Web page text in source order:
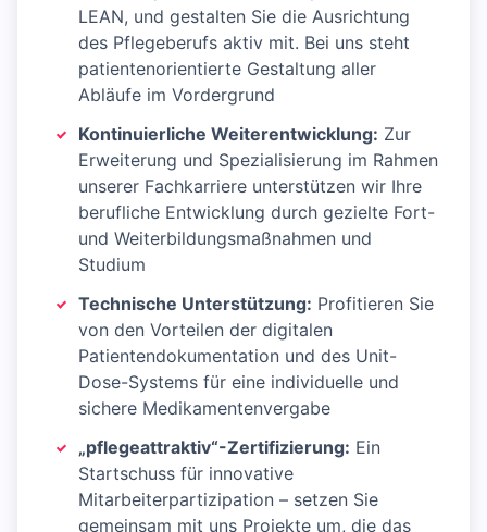
LEAN, und gestalten Sie die Ausrichtung
des Pflegeberufs aktiv mit. Bei uns steht
patientenorientierte Gestaltung aller
Abläufe im Vordergrund
Kontinuierliche Weiterentwicklung: Zur
Erweiterung und Spezialisierung im Rahmen
unserer Fachkarriere unterstützen wir Ihre
berufliche Entwicklung durch gezielte Fort-
und Weiterbildungsmaßnahmen und
Studium
Technische Unterstützung: Profitieren Sie
von den Vorteilen der digitalen
Patientendokumentation und des Unit-
Dose-Systems für eine individuelle und
sichere Medikamentenvergabe
„pflegeattraktiv“-Zertifizierung: Ein
Startschuss für innovative
Mitarbeiterpartizipation – setzen Sie
gemeinsam mit uns Projekte um, die das